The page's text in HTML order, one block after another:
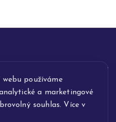
používáme
a marketingové
souhlas. Více v